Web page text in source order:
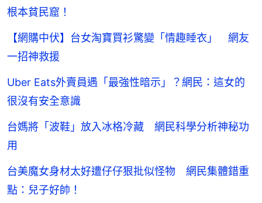
根本貧民窟！
【網購中伏】台女淘寶買衫驚變「情趣睡衣」 網友
一招神救援
Uber Eats外賣員遇「最強性暗示」？網民：這女的
很沒有安全意識
台媽將「波鞋」放入冰格冷藏 網民科學分析神秘功
用
台美魔女身材太好遭仔仔狠批似怪物 網民集體錯重
點：兒子好帥！